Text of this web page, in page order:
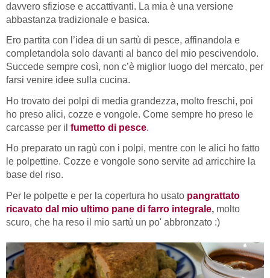
davvero sfiziose e accattivanti. La mia è una versione
abbastanza tradizionale e basica.
Ero partita con l’idea di un sartù di pesce, affinandola e
completandola solo davanti al banco del mio pescivendolo.
Succede sempre così, non c’è miglior luogo del mercato, per
farsi venire idee sulla cucina.
Ho trovato dei polpi di media grandezza, molto freschi, poi
ho preso alici, cozze e vongole. Come sempre ho preso le
carcasse per il fumetto di pesce.
Ho preparato un ragù con i polpi, mentre con le alici ho fatto
le polpettine. Cozze e vongole sono servite ad arricchire la
base del riso.
Per le polpette e per la copertura ho usato pangrattato
ricavato dal mio ultimo pane di farro integrale, molto
scuro, che ha reso il mio sartù un po' abbronzato :)